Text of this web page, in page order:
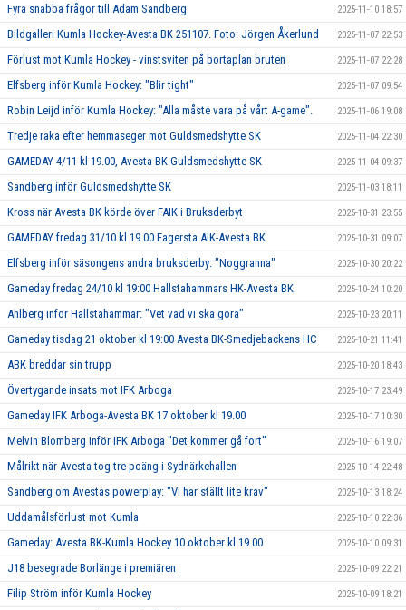
Fyra snabba frågor till Adam Sandberg 2025-11-10 18:57
Bildgalleri Kumla Hockey-Avesta BK 251107. Foto: Jörgen Åkerlund 2025-11-07 22:53
Förlust mot Kumla Hockey - vinstsviten på bortaplan bruten 2025-11-07 22:28
Elfsberg inför Kumla Hockey: "Blir tight" 2025-11-07 09:54
Robin Leijd inför Kumla Hockey: "Alla måste vara på vårt A-game". 2025-11-06 19:08
Tredje raka efter hemmaseger mot Guldsmedshytte SK 2025-11-04 22:30
GAMEDAY 4/11 kl 19.00, Avesta BK-Guldsmedshytte SK 2025-11-04 09:37
Sandberg inför Guldsmedshytte SK 2025-11-03 18:11
Kross när Avesta BK körde över FAIK i Bruksderbyt 2025-10-31 23:55
GAMEDAY fredag 31/10 kl 19.00 Fagersta AIK-Avesta BK 2025-10-31 09:07
Elfsberg inför säsongens andra bruksderby: "Noggranna" 2025-10-30 20:22
Gameday fredag 24/10 kl 19:00 Hallstahammars HK-Avesta BK 2025-10-24 10:20
Ahlberg inför Hallstahammar: "Vet vad vi ska göra" 2025-10-23 20:11
Gameday tisdag 21 oktober kl 19:00 Avesta BK-Smedjebackens HC 2025-10-21 11:41
ABK breddar sin trupp 2025-10-20 18:43
Övertygande insats mot IFK Arboga 2025-10-17 23:49
Gameday IFK Arboga-Avesta BK 17 oktober kl 19.00 2025-10-17 10:30
Melvin Blomberg inför IFK Arboga "Det kommer gå fort" 2025-10-16 19:07
Målrikt när Avesta tog tre poäng i Sydnärkehallen 2025-10-14 22:48
Sandberg om Avestas powerplay: "Vi har ställt lite krav" 2025-10-13 18:24
Uddamålsförlust mot Kumla 2025-10-10 22:36
Gameday: Avesta BK-Kumla Hockey 10 oktober kl 19.00 2025-10-10 09:31
J18 besegrade Borlänge i premiären 2025-10-09 22:21
Filip Ström inför Kumla Hockey 2025-10-09 18:21